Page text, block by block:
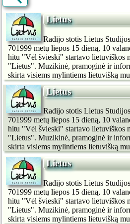
Lietus
Radijo stotis Lietus
701999 metų liepos 15 dieną, 10
hitu "Vėl švieski" startavo lietuviškos
"Lietus". Muzikinė, pramoginė ir
skirta visiems mylintiems lietuvišką
Lietus
Radijo stotis Lietus
701999 metų liepos 15 dieną, 10
hitu "Vėl švieski" startavo lietuviškos
"Lietus". Muzikinė, pramoginė ir
skirta visiems mylintiems lietuvišką
Lietus
Radijo stotis Lietus
701999 metų liepos 15 dieną, 10
hitu "Vėl švieski" startavo lietuviškos
"Lietus". Muzikinė, pramoginė ir
skirta visiems mylintiems lietuvišką